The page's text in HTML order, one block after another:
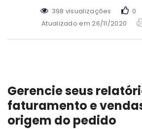
398 visualizações 0
Atualizado em 26/11/2020
Gerencie seus
faturamento e
origem do pedido